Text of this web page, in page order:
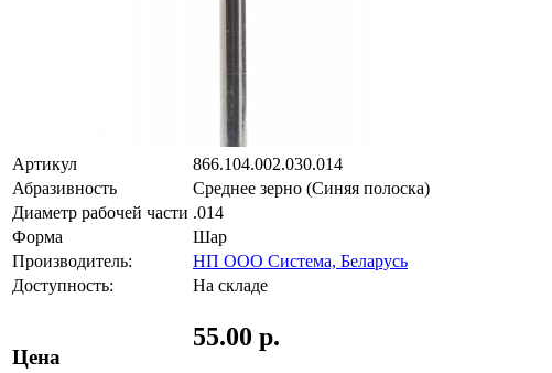
Артикул
866.104.002.030.014
Абразивность
Среднее зерно (Синяя полоска)
Диаметр рабочей части .014
Форма
Шар
Производитель:
НП ООО Система, Беларусь
Доступность:
На складе
Цена
55.00 р.